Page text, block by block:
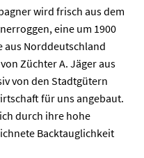
wird frisch aus dem
eine um 1900
Norddeutschland
Züchter A. Jäger aus
von den Stadtgütern
für uns angebaut.
durch ihre hohe
Backtauglichkeit